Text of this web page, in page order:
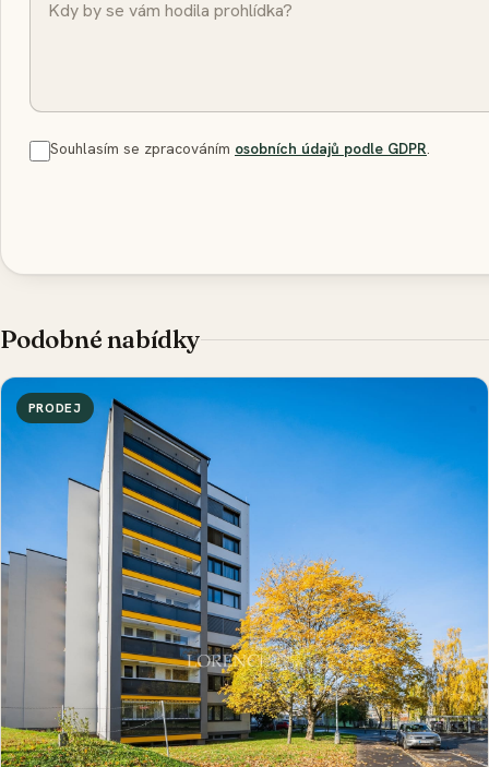
Souhlasím se zpracováním osobních údajů podle GDPR.
Podobné nabídky
PRODEJ